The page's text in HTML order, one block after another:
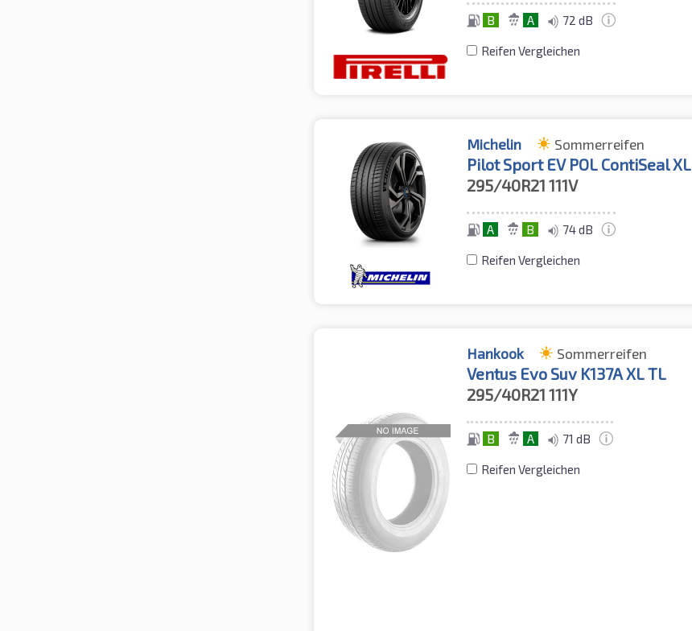
B A 72 dB
Reifen Vergleichen
Michelin Sommerreifen
Pilot Sport EV POL ContiSeal XL
295/40R21 111V
A B 74 dB
Reifen Vergleichen
Hankook Sommerreifen
Ventus Evo Suv K137A XL TL
295/40R21 111Y
B A 71 dB
Reifen Vergleichen